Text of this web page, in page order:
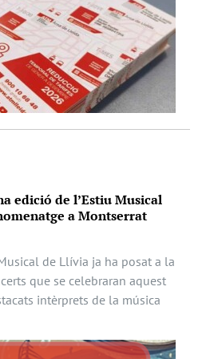
edició de l’Estiu Musical
a Montserrat
de Llívia ja ha posat a la
que se celebraran aquest
intèrprets de la música